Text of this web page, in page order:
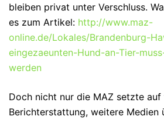
bleiben privat unter Verschluss.
es zum Artikel: http://www.maz-
online.de/Lokales/Brandenburg-
eingezaeunten-Hund-an-Tier-
werden
Doch nicht nur die MAZ setzte
Berichterstattung, weitere Medien